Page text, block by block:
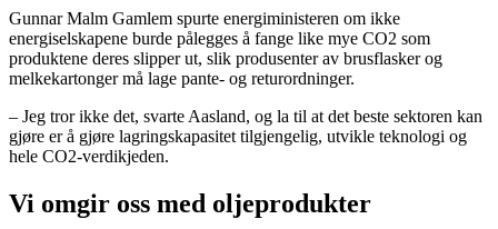
Gunnar Malm Gamlem spurte energiministeren om ikke
energiselskapene burde pålegges å fange like mye CO2 som
produktene deres slipper ut, slik produsenter av brusflasker og
melkekartonger må lage pante- og returordninger.
– Jeg tror ikke det, svarte Aasland, og la til at det beste sektoren kan
gjøre er å gjøre lagringskapasitet tilgjengelig, utvikle teknologi og
hele CO2-verdikjeden.
Vi omgir oss med oljeprodukter